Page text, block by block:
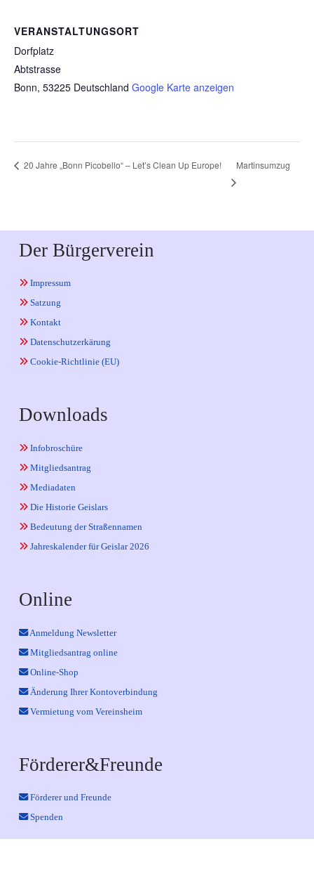
VERANSTALTUNGSORT
Dorfplatz
Abtstrasse
Bonn, 53225 Deutschland Google Karte anzeigen
20 Jahre „Bonn Picobello“ – Let’s Clean Up Europe! Martinsumzug
Der Bürgerverein
Impressum
Satzung
Kontakt
Datenschutzerkärung
Cookie-Richtlinie (EU)
Downloads
Infobroschüre
Mitgliedsantrag
Mediadaten
Die Historie Geislars
Bedeutung der Straßennamen
Jahreskalender für Geislar 2026
Online
Anmeldung Newsletter
Mitgliedsantrag online
Online-Shop
Änderung Ihrer Kontoverbindung
Vermietung vom Vereinsheim
Förderer&Freunde
Förderer und Freunde
Spenden